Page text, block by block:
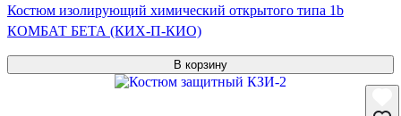
Костюм изолирующий химический открытого типа 1b
КОМБАТ БЕТА (КИХ-П-КИО)
В корзину